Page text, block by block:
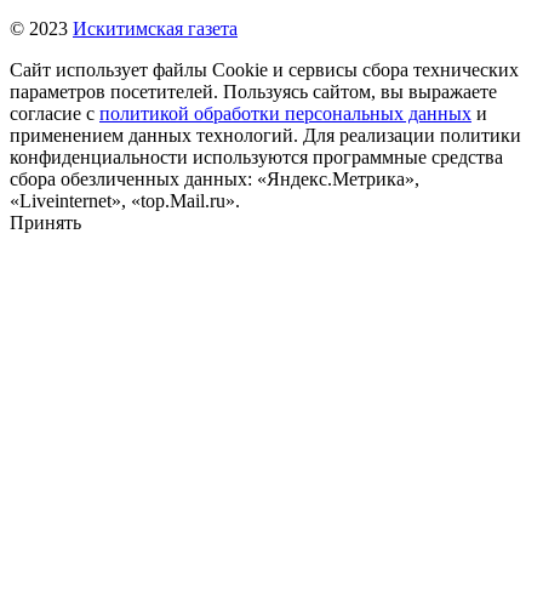
© 2023 Искитимская газета
Сайт использует файлы Cookie и сервисы сбора технических
параметров посетителей. Пользуясь сайтом, вы выражаете
согласие с политикой обработки персональных данных и
применением данных технологий. Для реализации политики
конфиденциальности используются программные средства
сбора обезличенных данных: «Яндекс.Метрика»,
«Liveinternet», «top.Mail.ru».
Принять